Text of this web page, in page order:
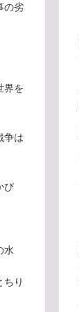
の劣
界を
争は
び
水
ちり